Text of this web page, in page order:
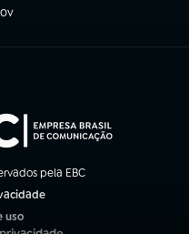
nova aba)
pela EBC
uso
aba)